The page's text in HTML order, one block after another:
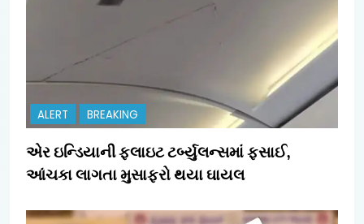
ALERT BREAKING
એર ઇન્ડિયાની ફ્લાઇટ ટર્બ્યુલન્સમાં ફસાઈ,
આંચકા લાગતા મુસાફરો થયા ઘાયલ